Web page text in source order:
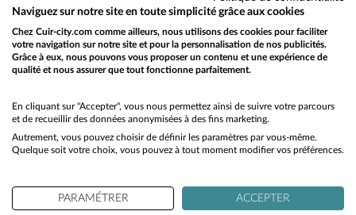
Découvrez ces produits similaires sélectionnés pour vous
Would you like to be redirected to our English site?
No
Yes
Naviguez sur notre site en toute simplicité grâce aux cookies
Chez Cuir-city.com comme ailleurs, nous utilisons des cookies pour faciliter
votre navigation sur notre site et pour la personnalisation de nos publicités.
Grâce à eux, nous pouvons vous proposer un contenu et une expérience de
qualité et nous assurer que tout fonctionne parfaitement.
En cliquant sur "Accepter", vous nous permettez ainsi de suivre votre parcours
et de recueillir des données anonymisées à des fins marketing.
Autrement, vous pouvez choisir de définir les paramètres par vous-même.
Quelque soit votre choix, vous pouvez à tout moment modifier vos préférences.
PARAMÉTRER ACCEPTER